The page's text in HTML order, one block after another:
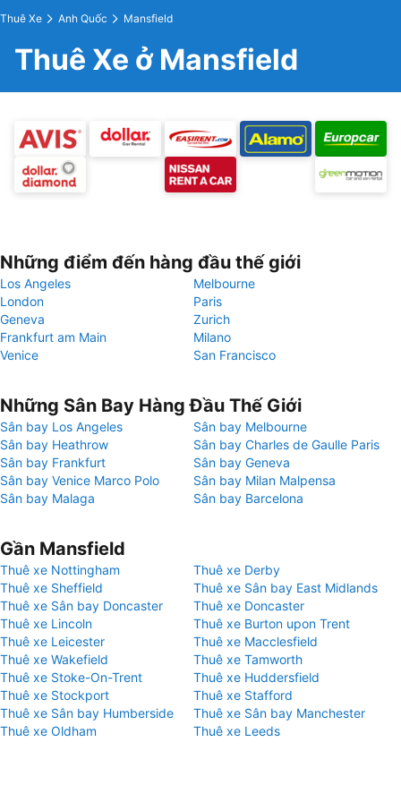
Thuê Xe Anh Quốc Mansfield
Thuê Xe ở Mansfield
Những điểm đến hàng đầu thế giới
Los Angeles
Melbourne
London
Paris
Geneva
Zurich
Frankfurt am Main
Milano
Venice
San Francisco
Những Sân Bay Hàng Đầu Thế Giới
Sân bay Los Angeles
Sân bay Melbourne
Sân bay Heathrow
Sân bay Charles de Gaulle Paris
Sân bay Frankfurt
Sân bay Geneva
Sân bay Venice Marco Polo
Sân bay Milan Malpensa
Sân bay Malaga
Sân bay Barcelona
Gần Mansfield
Thuê xe Nottingham
Thuê xe Derby
Thuê xe Sheffield
Thuê xe Sân bay East Midlands
Thuê xe Sân bay Doncaster
Thuê xe Doncaster
Thuê xe Lincoln
Thuê xe Burton upon Trent
Thuê xe Leicester
Thuê xe Macclesfield
Thuê xe Wakefield
Thuê xe Tamworth
Thuê xe Stoke-On-Trent
Thuê xe Huddersfield
Thuê xe Stockport
Thuê xe Stafford
Thuê xe Sân bay Humberside
Thuê xe Sân bay Manchester
Thuê xe Oldham
Thuê xe Leeds